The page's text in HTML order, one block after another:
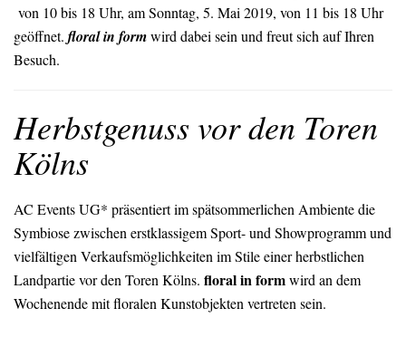
von 10 bis 18 Uhr, am Sonntag, 5. Mai 2019, von 11 bis 18 Uhr
geöffnet. floral in formwird dabei sein und freut sich auf Ihren
Besuch.
Herbstgenuss vor den Toren
Kölns
AC Events UG* präsentiert im spätsommerlichen Ambiente die
Symbiose zwischen erstklassigem Sport- und Showprogramm und
vielfältigen Verkaufsmöglichkeiten im Stile einer herbstlichen
Landpartie vor den Toren Kölns. floral in formwird an dem
Wochenende mit floralen Kunstobjekten vertreten sein.